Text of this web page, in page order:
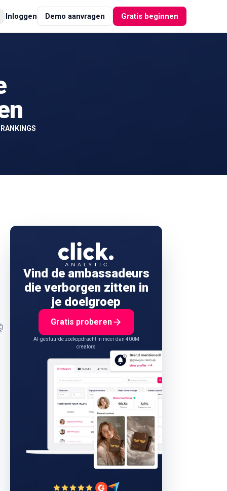
Inloggen Demo aanvragen Gratis beginnen
Vind de ambassadeurs
die verborgen zitten in
je doelgroep
Gratis proberen
AI-gestuurde zoekopdracht in meer dan 400M
creators